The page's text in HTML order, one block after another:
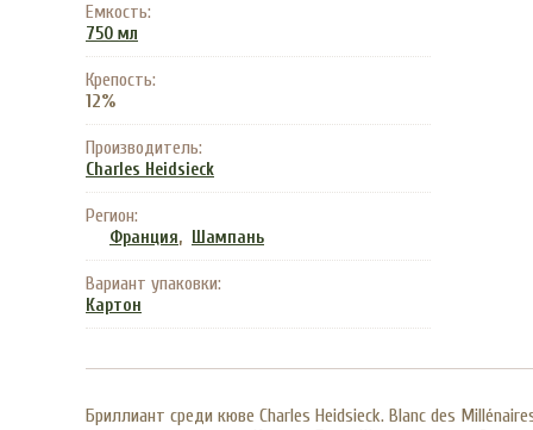
Емкость:
750 мл
Крепость:
12%
Производитель:
Charles Heidsieck
Регион:
Франция, Шампань
Вариант упаковки:
Картон
Бриллиант среди кюве Charles Heidsieck. Blanc des